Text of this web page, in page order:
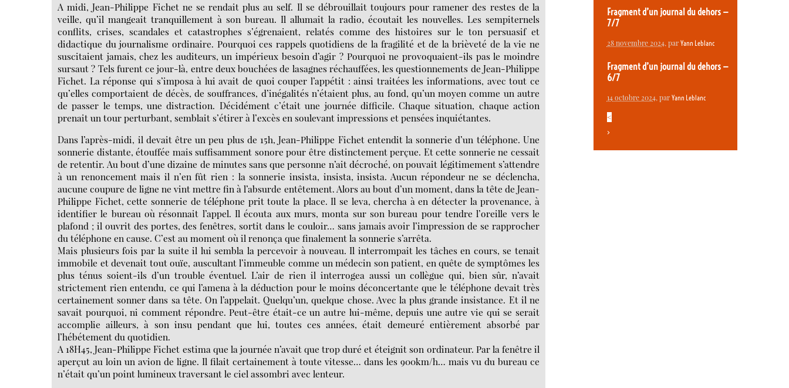
A midi, Jean-Philippe Fichet ne se rendait plus au self. Il se débrouillait toujours pour ramener des restes de la
veille, qu’il mangeait tranquillement à son bureau. Il allumait la radio, écoutait les nouvelles. Les sempiternels
conflits, crises, scandales et catastrophes s’égrenaient, relatés comme des histoires sur le ton persuasif et
didactique du journalisme ordinaire. Pourquoi ces rappels quotidiens de la fragilité et de la brièveté de la vie ne
suscitaient jamais, chez les auditeurs, un impérieux besoin d’agir ? Pourquoi ne provoquaient-ils pas le moindre
sursaut ? Tels furent ce jour-là, entre deux bouchées de lasagnes réchauffées, les questionnements de Jean-Philippe
Fichet. La réponse qui s’imposa à lui avait de quoi couper l’appétit : ainsi traitées les informations, avec tout ce
qu’elles comportaient de décès, de souffrances, d’inégalités n’étaient plus, au fond, qu’un moyen comme un autre
de passer le temps, une distraction. Décidément c’était une journée difficile. Chaque situation, chaque action
prenait un tour perturbant, semblait s’étirer à l’excès en soulevant impressions et pensées inquiétantes.
Dans l’après-midi, il devait être un peu plus de 15h, Jean-Philippe Fichet entendit la sonnerie d’un téléphone. Une
sonnerie distante, étouffée mais suffisamment sonore pour être distinctement perçue. Et cette sonnerie ne cessait
de retentir. Au bout d’une dizaine de minutes sans que personne n’ait décroché, on pouvait légitimement s’attendre
à un renoncement mais il n’en fût rien : la sonnerie insista, insista, insista. Aucun répondeur ne se déclencha,
aucune coupure de ligne ne vint mettre fin à l’absurde entêtement. Alors au bout d’un moment, dans la tête de Jean-
Philippe Fichet, cette sonnerie de téléphone prit toute la place. Il se leva, chercha à en détecter la provenance, à
identifier le bureau où résonnait l’appel. Il écouta aux murs, monta sur son bureau pour tendre l’oreille vers le
plafond ; il ouvrit des portes, des fenêtres, sortit dans le couloir… sans jamais avoir l’impression de se rapprocher
du téléphone en cause. C’est au moment où il renonça que finalement la sonnerie s’arrêta.
Mais plusieurs fois par la suite il lui sembla la percevoir à nouveau. Il interrompait les tâches en cours, se tenait
immobile et devenait tout ouïe, auscultant l’immeuble comme un médecin son patient, en quête de symptômes les
plus ténus soient-ils d’un trouble éventuel. L’air de rien il interrogea aussi un collègue qui, bien sûr, n’avait
strictement rien entendu, ce qui l’amena à la déduction pour le moins déconcertante que le téléphone devait très
certainement sonner dans sa tête. On l’appelait. Quelqu’un, quelque chose. Avec la plus grande insistance. Et il ne
savait pourquoi, ni comment répondre. Peut-être était-ce un autre lui-même, depuis une autre vie qui se serait
accomplie ailleurs, à son insu pendant que lui, toutes ces années, était demeuré entièrement absorbé par
l’hébétement du quotidien.
A 18H45, Jean-Philippe Fichet estima que la journée n’avait que trop duré et éteignit son ordinateur. Par la fenêtre il
aperçut au loin un avion de ligne. Il filait certainement à toute vitesse… dans les 900km/h… mais vu du bureau ce
n’était qu’un point lumineux traversant le ciel assombri avec lenteur.
Fragment d’un journal du dehors —
7/7
28 novembre 2024, par Yann Leblanc
Fragment d’un journal du dehors —
6/7
14 octobre 2024, par Yann Leblanc
<
>